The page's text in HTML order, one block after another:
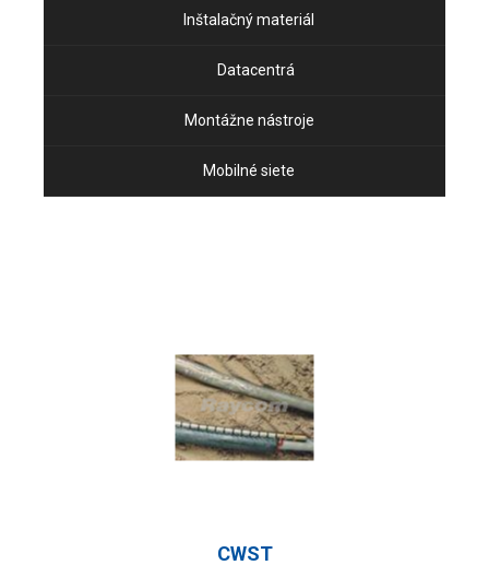
Inštalačný materiál
Datacentrá
Montážne nástroje
Mobilné siete
CWST